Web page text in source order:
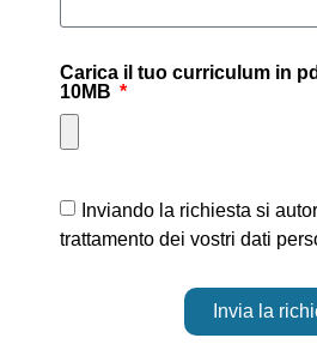
Carica il tuo curriculum in
10MB
Inviando la richiesta si
trattamento dei vostri dati
Invia la